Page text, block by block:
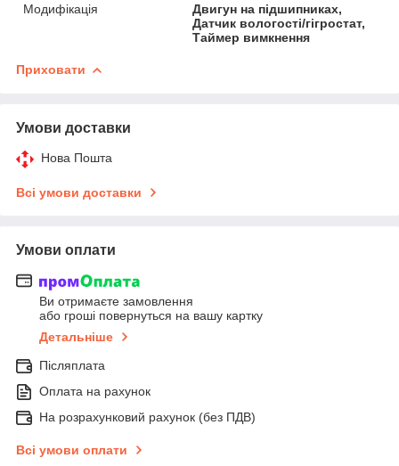
Модифікація
Двигун на підшипниках,
Датчик вологості/гігростат,
Таймер вимкнення
Приховати
Умови доставки
Нова Пошта
Всі умови доставки
Умови оплати
Ви отримаєте замовлення
або гроші повернуться на вашу картку
Детальніше
Післяплата
Оплата на рахунок
На розрахунковий рахунок (без ПДВ)
Всі умови оплати